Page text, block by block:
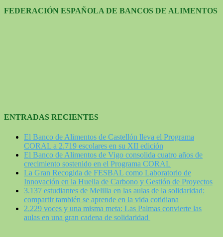
FEDERACIÓN ESPAÑOLA DE BANCOS DE ALIMENTOS
ENTRADAS RECIENTES
El Banco de Alimentos de Castellón lleva el Programa
CORAL a 2.719 escolares en su XII edición
El Banco de Alimentos de Vigo consolida cuatro años de
crecimiento sostenido en el Programa CORAL
La Gran Recogida de FESBAL como Laboratorio de
Innovación en la Huella de Carbono y Gestión de Proyectos
3.137 estudiantes de Melilla en las aulas de la solidaridad:
compartir también se aprende en la vida cotidiana
2.229 voces y una misma meta: Las Palmas convierte las
aulas en una gran cadena de solidaridad